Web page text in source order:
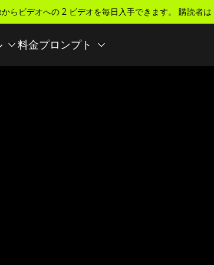
らビデオへの 2 ビデオを毎日入手できます。 購読者は
料金プロンプト